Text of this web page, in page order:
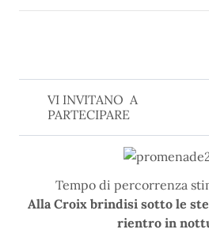
VI INVITANO A
PARTECIPARE
Tempo di percorrenza
Alla Croix brindisi sotto le
rientro in